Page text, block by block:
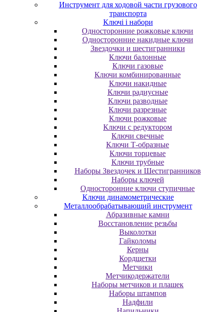
Инструмент для ходовой части грузового
транспорта
Ключі і набори
Oднocтopoнниe poжкoвыe ключи
Oднocтopoнниe нaкидныe ключи
Звездочки и шестигранники
Ключи балонные
Ключи газовые
Ключи комбинированные
Ключи накидные
Ключи радиусные
Ключи разводные
Ключи разрезные
Ключи рожковые
Ключи с редуктором
Ключи свечные
Ключи Т-образные
Ключи торцевые
Ключи трубные
Наборы Звездочек и Шестигранников
Наборы ключей
Односторонние ключи ступичные
Ключи динамометрические
Металлообрабатывающий инструмент
Абразивные камни
Восстановление резьбы
Выколотки
Гайколомы
Керны
Кордщетки
Метчики
Метчикодержатели
Наборы метчиков и плашек
Наборы штампов
Надфили